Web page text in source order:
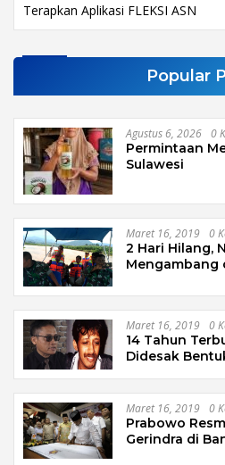
Terapkan Aplikasi FLEKSI ASN
Popular
Agustus 6, 2026 0
Permintaan
Sulawesi
Maret 16, 2019 0
2 Hari Hilang,
Mengambang
Maret 16, 2019 0
14 Tahun
Didesak
Maret 16, 2019 0
Prabowo
Gerindra di